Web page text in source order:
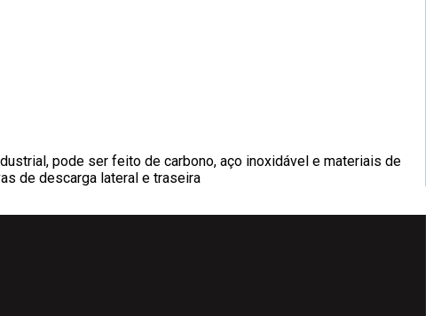
pode ser feito de carbono, aço inoxidável e materiais de
de descarga lateral e traseira